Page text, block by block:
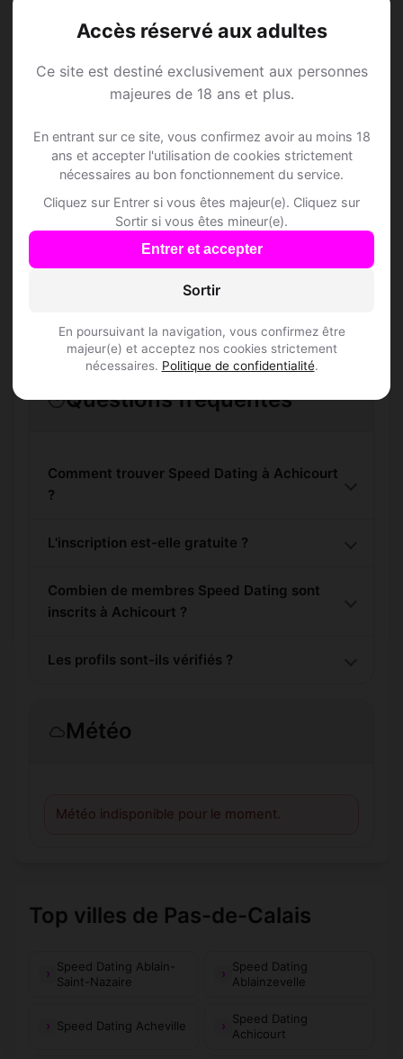
Accès réservé aux adultes
Ce site est destiné exclusivement aux personnes
majeures de 18 ans et plus.
En entrant sur ce site, vous confirmez avoir au moins 18
ans et accepter l'utilisation de cookies strictement
nécessaires au bon fonctionnement du service.
Cliquez sur Entrer si vous êtes majeur(e). Cliquez sur
Sortir si vous êtes mineur(e).
Entrer et accepter
Sortir
En poursuivant la navigation, vous confirmez être
majeur(e) et acceptez nos cookies strictement
nécessaires. Politique de confidentialité.
Speed Dating à
Achicourt
Rejoins les membres de Achicourt et des
alentours !
S'inscrire gratuitement
Questions fréquentes
Comment trouver Speed Dating à Achicourt
?
L'inscription est-elle gratuite ?
Combien de membres Speed Dating sont
inscrits à Achicourt ?
Les profils sont-ils vérifiés ?
Météo
Météo indisponible pour le moment.
Top villes de Pas-de-Calais
Speed Dating Ablain-
Saint-Nazaire
Speed Dating
Ablainzevelle
Speed Dating Acheville
Speed Dating
Achicourt